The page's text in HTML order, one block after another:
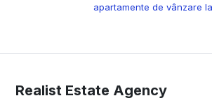
apartamente de vânzare
Realist Estate Agency